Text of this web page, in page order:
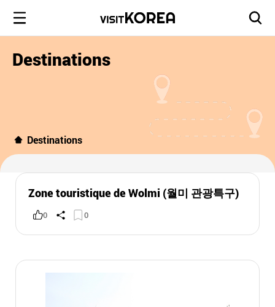
Destinations
Destinations
Zone touristique de Wolmi (월미 관광특구)
0 0